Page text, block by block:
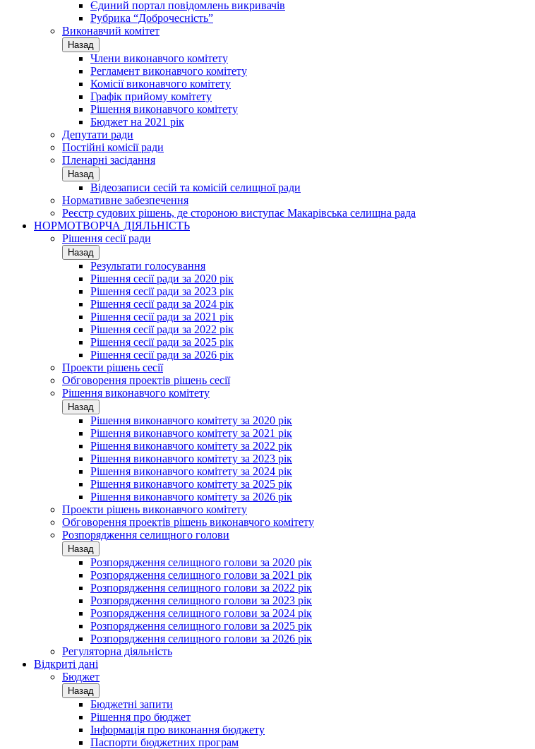
Єдиний портал повідомлень викривачів
Рубрика “Доброчесність”
Виконавчий комітет
Назад
Члени виконавчого комітету
Регламент виконавчого комітету
Комісії виконавчого комітету
Графік прийому комітету
Рішення виконавчого комітету
Бюджет на 2021 рік
Депутати ради
Постійні комісії ради
Пленарні засідання
Назад
Відеозаписи сесій та комісій селищної ради
Нормативне забезпечення
Реєстр судових рішень, де стороною виступає Макарівська селищна рада
НОРМОТВОРЧА ДІЯЛЬНІСТЬ
Рішення сесії ради
Назад
Результати голосування
Рішення сесії ради за 2020 рік
Рішення сесії ради за 2023 рік
Рішення сесії ради за 2024 рік
Рішення сесії ради за 2021 рік
Рішення сесії ради за 2022 рік
Рішення сесії ради за 2025 рік
Рішення сесії ради за 2026 рік
Проекти рішень сесії
Обговорення проектів рішень сесії
Рішення виконавчого комітету
Назад
Рішення виконавчого комітету за 2020 рік
Рішення виконавчого комітету за 2021 рік
Рішення виконавчого комітету за 2022 рік
Рішення виконавчого комітету за 2023 рік
Рішення виконавчого комітету за 2024 рік
Рішення виконавчого комітету за 2025 рік
Рішення виконавчого комітету за 2026 рік
Проекти рішень виконавчого комітету
Обговорення проектів рішень виконавчого комітету
Розпорядження селищного голови
Назад
Розпорядження селищного голови за 2020 рік
Розпорядження селищного голови за 2021 рік
Розпорядження селищного голови за 2022 рік
Розпорядження селищного голови за 2023 рік
Розпорядження селищного голови за 2024 рік
Розпорядження селищного голови за 2025 рік
Розпорядження селищного голови за 2026 рік
Регуляторна діяльність
Відкриті дані
Бюджет
Назад
Бюджетні запити
Рішення про бюджет
Інформація про виконання бюджету
Паспорти бюджетних програм